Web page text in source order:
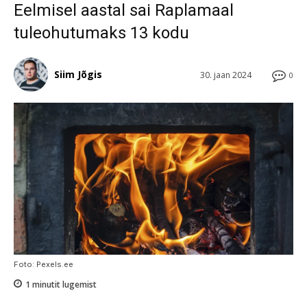
Eelmisel aastal sai Raplamaal
tuleohutumaks 13 kodu
0
30. jaan 2024
Siim Jõgis
Foto: Pexels.ee
1 minutit lugemist